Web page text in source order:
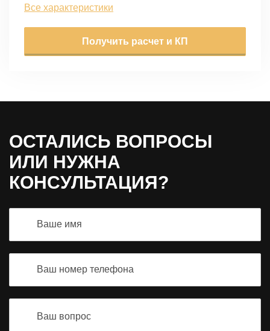
Все характеристики
Получить расчет и КП
ОСТАЛИСЬ ВОПРОСЫ
ИЛИ НУЖНА
КОНСУЛЬТАЦИЯ?